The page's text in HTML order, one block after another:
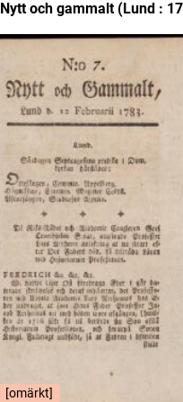
Nytt och gammalt (Lund :
[omärkt]